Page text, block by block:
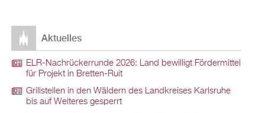
Ak­tu­el­les
ELR-Nach­rü­ck­er­run­de 2026: Land be­wil­ligt För­der­mit­tel
für Pro­jekt in Brett­en-Ruit
Grill­stel­len in den Wäl­dern des Land­krei­ses Karls­ru­he
bis auf Wei­te­res ge­sperrt